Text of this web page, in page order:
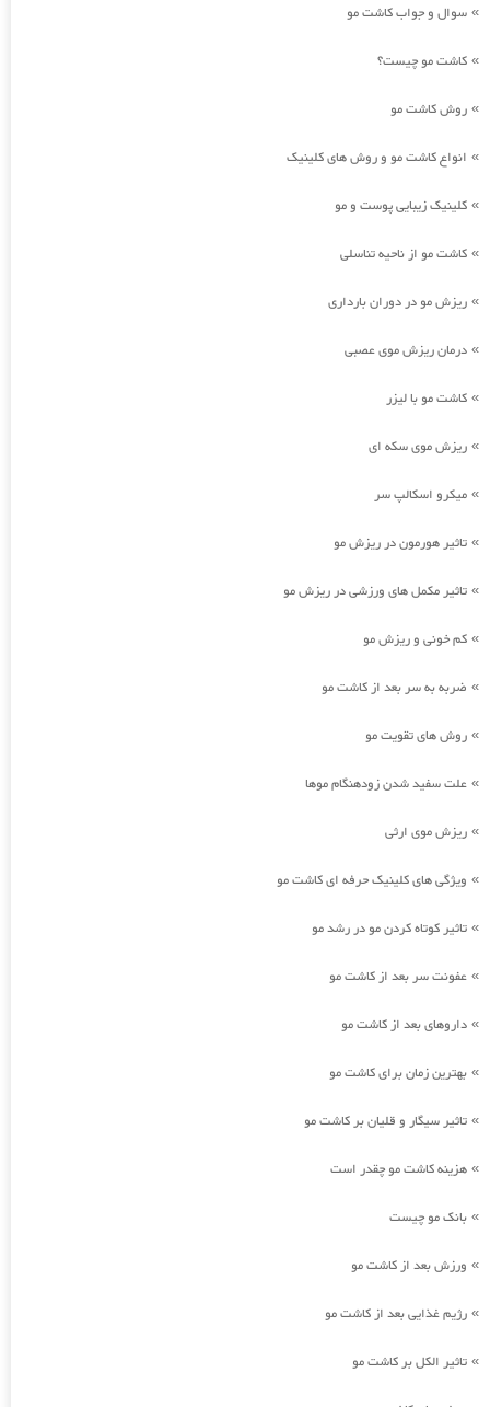
» سوال و جواب کاشت مو
» کاشت مو چیست؟
» روش کاشت مو
» انواع کاشت مو و روش های کلینیک
» کلینیک زیبایی پوست و مو
» کاشت مو از ناحیه تناسلی
» ریزش مو در دوران بارداری
» درمان ریزش موی عصبی
» کاشت مو با لیزر
» ریزش موی سکه ای
» میکرو اسکالپ سر
» تاثیر هورمون در ریزش مو
» تاثیر مکمل های ورزشی در ریزش مو
» کم خونی و ریزش مو
» ضربه به سر بعد از کاشت مو
» روش های تقویت مو
» علت سفید شدن زودهنگام موها
» ریزش موی ارثی
» ویژگی های کلینیک حرفه ای کاشت مو
» تاثیر کوتاه کردن مو در رشد مو
» عفونت سر بعد از کاشت مو
» داروهای بعد از کاشت مو
» بهترین زمان برای کاشت مو
» تاثیر سیگار و قلیان بر کاشت مو
» هزینه کاشت مو چقدر است
» بانک مو چیست
» ورزش بعد از کاشت مو
» رژیم غذایی بعد از کاشت مو
» تاثیر الکل بر کاشت مو